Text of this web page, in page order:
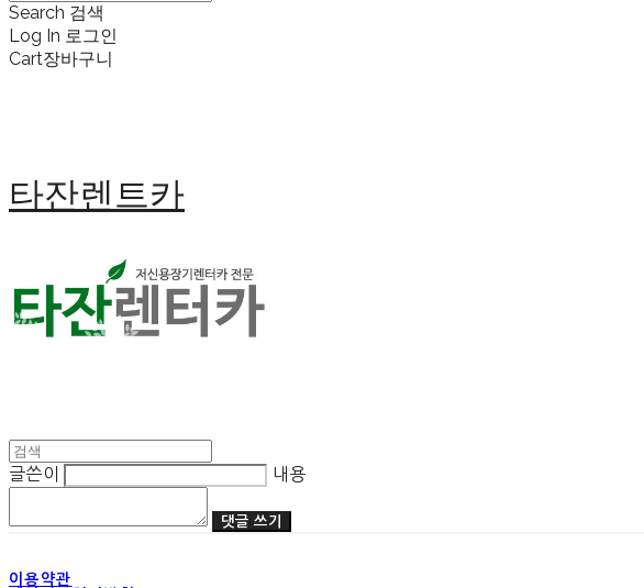
Search 검색
Log In 로그인
Cart장바구니
타잔렌트카
글쓴이 내용
댓글 쓰기
이용약관